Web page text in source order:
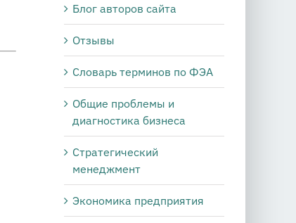
Блог авторов сайта
Отзывы
Словарь терминов по ФЭА
Общие проблемы и
диагностика бизнеса
Стратегический
менеджмент
Экономика предприятия